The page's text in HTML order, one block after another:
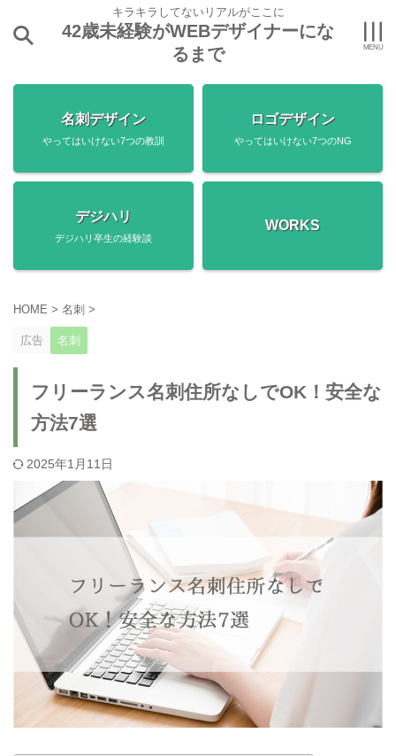
キラキラしてないリアルがここに
42歳未経験がWEBデザイナーにな
るまで
名刺デザイン
やってはいけない7つの教訓
ロゴデザイン
やってはいけない7つのNG
デジハリ
デジハリ卒生の経験談
WORKS
HOME > 名刺 >
広告 名刺
フリーランス名刺住所なしでOK！安全な
方法7選
2025年1月11日